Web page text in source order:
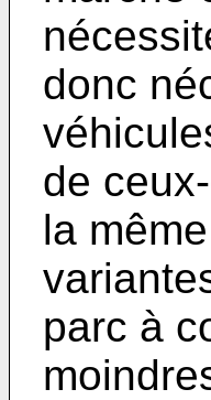
donc
de
la
parc à